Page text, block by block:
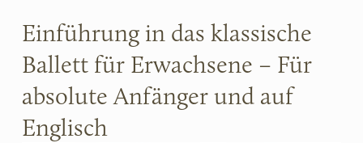
Einführung in das klassische
Ballett für Erwachsene – Für
absolute Anfänger und auf
Englisch